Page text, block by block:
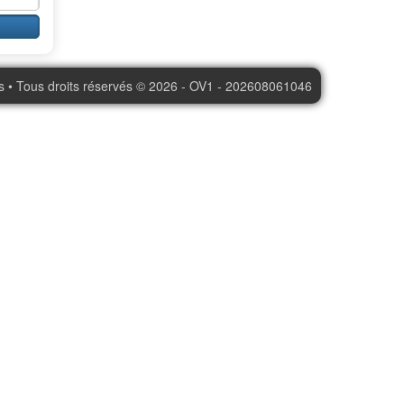
• Tous droits réservés © 2026 - OV1 - 202608061046